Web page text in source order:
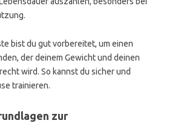
bist du gut vorbereitet, um einen
der deinem Gewicht und deinen
wird. So kannst du sicher und
trainieren.
zur